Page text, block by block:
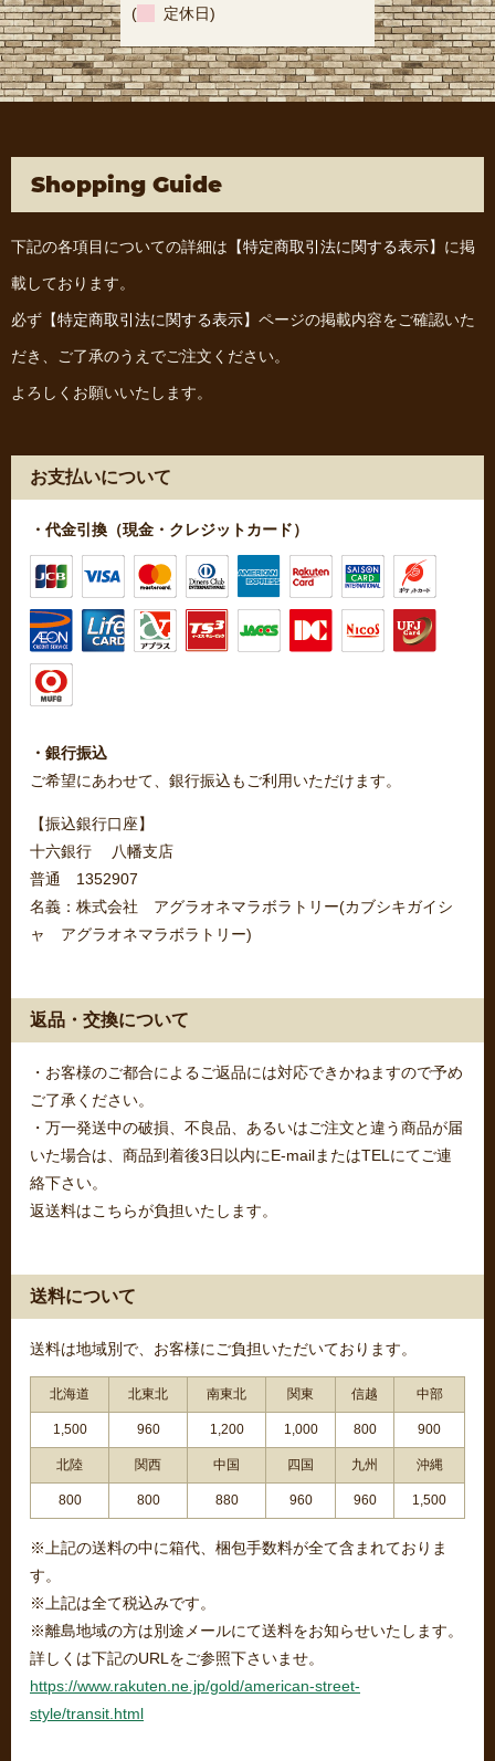
( 定休日)
Shopping Guide
下記の各項目についての詳細は 【特定商取引法に関する表示】 に掲
載しております。
必ず 【特定商取引法に関する表示】 ページの掲載内容をご確認いた
だき、ご了承のうえでご注文ください。
よろしくお願いいたします。
お支払いについて
・代金引換（現金・クレジットカード）
・銀行振込
ご希望にあわせて、銀行振込もご利用いただけます。
【振込銀行口座】
十六銀行 八幡支店
普通 1352907
名義：株式会社 アグラオネマラボラトリー(カブシキガイシ
ャ アグラオネマラボラトリー)
返品・交換について
・お客様のご都合によるご返品には対応できかねますので予め
ご了承ください。
・万一発送中の破損、不良品、あるいはご注文と違う商品が届
いた場合は、商品到着後3日以内にE-mailまたはTELにてご連
絡下さい。
返送料はこちらが負担いたします。
送料について
送料は地域別で、お客様にご負担いただいております。
北海道 北東北 南東北 関東 信越 中部
1,500 960 1,200 1,000 800 900
北陸 関西 中国 四国 九州 沖縄
800 800 880 960 960 1,500
※上記の送料の中に箱代、梱包手数料が全て含まれておりま
す。
※上記は全て税込みです。
※離島地域の方は別途メールにて送料をお知らせいたします。
詳しくは下記のURLをご参照下さいませ。
https://www.rakuten.ne.jp/gold/american-street-
style/transit.html